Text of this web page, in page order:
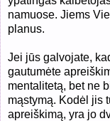
namuose. Jiems
planus.
Jei jūs galvojate,
gautumėte
mentalitetą, bet ne
mąstymą. Kodėl jis
apreiškimą, yra jo